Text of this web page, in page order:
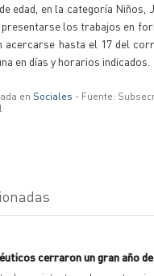
edad, en la categoría Niños,
los trabajos en
acercarse hasta el 17 del
en días y horarios indicados.
en Sociales - Fuente:
cerraron un gran año